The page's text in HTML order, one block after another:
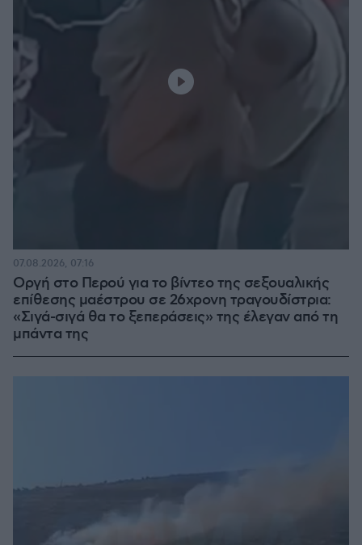
Οργή στο Περού για το βίντεο της σεξουαλικής
επίθεσης μαέστρου σε 26χρονη τραγουδίστρια:
«Σιγά-σιγά θα το ξεπεράσεις» της έλεγαν από τη
μπάντα της
07.08.2026, 07:16